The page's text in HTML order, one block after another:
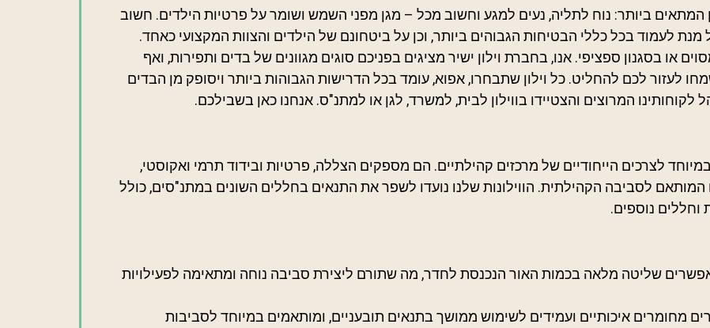
המתאים ביותר: נוח לתליה, נעים למגע וחשוב מכל – מגן מפני השמש ושומר על פרטיות הילדים. חשוב
מנת לעמוד בכל כללי הבטיחות הגבוהים ביותר, וכן על ביטחונם של הילדים והצוות המקצועי כאחד.
או בסגנון ספציפי. אנו, בחברת וילון ישיר מציגים בפניכם סוגים מגוונים של בדים ותפירות, ואף
לעזור לכם להחליט. כל וילון שתבחרו, אפוא, עומד בכל הדרישות הגבוהות ביותר ויסופק מן הבדים
המרוצים והצטיידו בווילון לבית, למשרד, לגן או למתנ"ס. אנחנו כאן בשבילכם.
לצרכים הייחודיים של מרכזים קהילתיים. הם מספקים הצללה, פרטיות ובידוד תרמי ואקוסטי,
המותאם לסביבה הקהילתית. הווילונות שלנו נועדו לשפר את התנאים בחללים השונים במתנ"סים, כולל
וחללים נוספים.
שליטה מלאה בכמות האור הנכנסת לחדר, מה שתורם ליצירת סביבה נוחה ומתאימה לפעילויות
מחומרים איכותיים ועמידים לשימוש ממושך בתנאים תובעניים, ומותאמים במיוחד לסביבות